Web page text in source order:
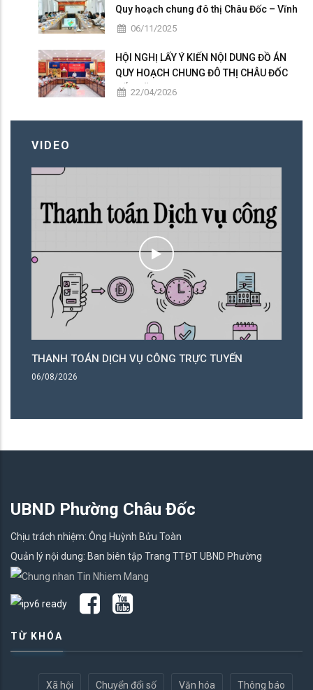
Quy hoạch chung đô thị Châu Đốc – Vĩnh
Tế giai đoạn 2025 – 2026
06/11/2025
HỘI NGHỊ LẤY Ý KIẾN NỘI DUNG ĐỒ ÁN
QUY HOẠCH CHUNG ĐÔ THỊ CHÂU ĐỐC
ĐẾN NĂM 2050
22/04/2026
VIDEO
THANH TOÁN DỊCH VỤ CÔNG TRỰC TUYẾN
06/08/2026
UBND Phường Châu Đốc
Chịu trách nhiệm: Ông Huỳnh Bửu Toàn
Quản lý nội dung: Ban biên tập Trang TTĐT UBND Phường
TỪ KHÓA
Xã hội Chuyển đổi số Văn hóa Thông báo